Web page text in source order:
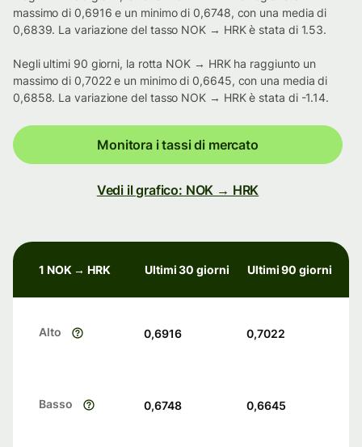
massimo di 0,6916 e un minimo di 0,6748, con una media di
0,6839. La variazione del tasso NOK → HRK è stata di 1.53.
Negli ultimi 90 giorni, la rotta NOK → HRK ha raggiunto un
massimo di 0,7022 e un minimo di 0,6645, con una media di
0,6858. La variazione del tasso NOK → HRK è stata di -1.14.
Monitora i tassi di mercato
Vedi il grafico: NOK → HRK
1 NOK → HRK Ultimi 30 giorni Ultimi 90 giorni
Alto 0,6916 0,7022
Basso 0,6748 0,6645